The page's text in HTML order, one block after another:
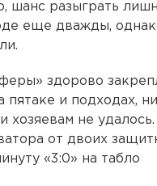
шанс разыграть
еще дважды,
здорово
пятаке и подходах, ни
хозяевам не
от двоих
«3:0» на табло